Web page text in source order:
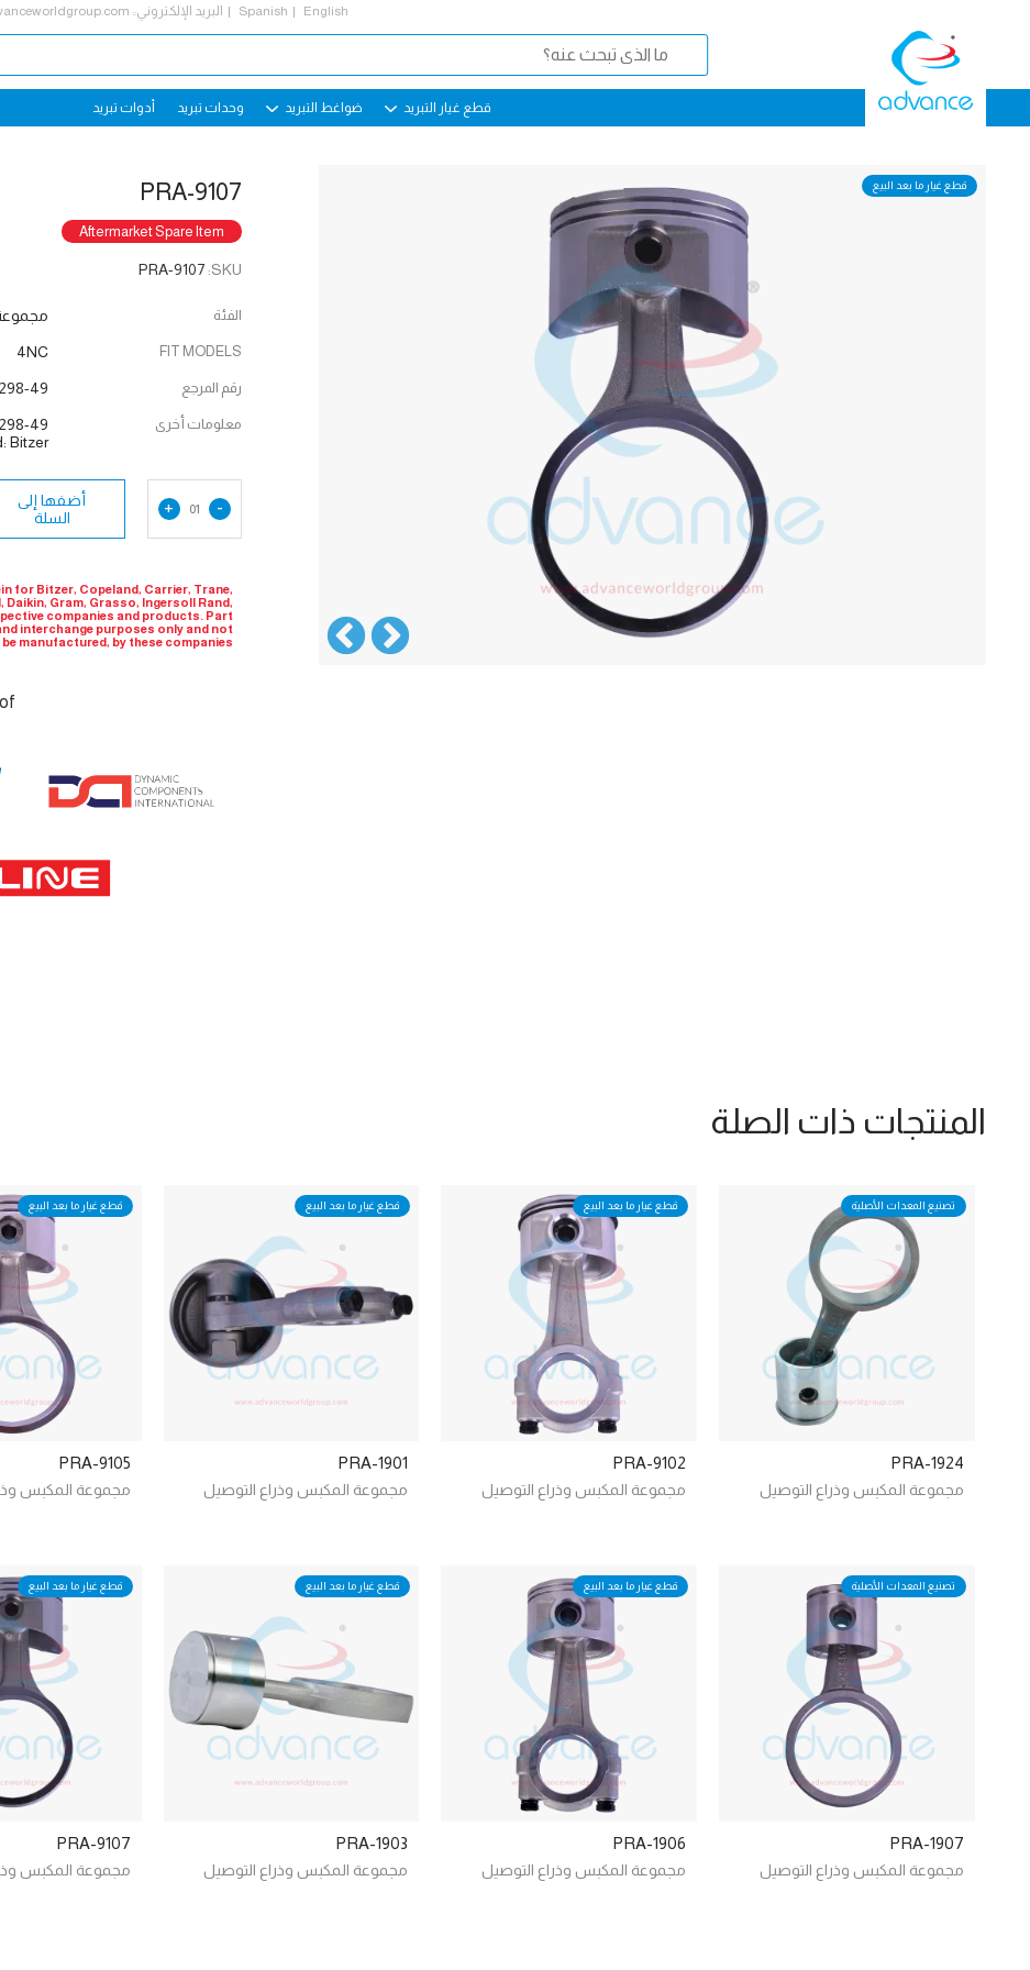
English
Spanish البريد الإلكتروني::
قطع غيار التبريد ضواغط التبريد وحدات تبريد أدوات تبريد
قطع غيار ما بعد البيع PRA-9107
Aftermarket Spare Item
SKU:
PRA-9107
الفئة
FIT MODELS
4NC
رقم المرجع 49
معلومات أخرى
49
Bitzer
-
01
+
أضفها إلى
السلة
for Bitzer, Copeland, Carrier, Trane,
Gram, Grasso, Ingersoll Rand,
companies and products. Part
interchange purposes only and not
manufactured, by these companies.
المنتجات ذات الصلة
تصنيع المعدات الأصلية
PRA-1924
مجموعة المكبس وذراع التوصيل
قطع غيار ما بعد البيع
PRA-9102
مجموعة المكبس وذراع التوصيل
قطع غيار ما بعد البيع
PRA-1901
مجموعة المكبس وذراع التوصيل
قطع غيار ما بعد البيع
PRA-9105
مجموعة المكبس
تصنيع المعدات الأصلية
PRA-1907
مجموعة المكبس وذراع التوصيل
قطع غيار ما بعد البيع
PRA-1906
مجموعة المكبس وذراع التوصيل
قطع غيار ما بعد البيع
PRA-1903
مجموعة المكبس وذراع التوصيل
قطع غيار ما بعد البيع
PRA-9107
مجموعة المكبس